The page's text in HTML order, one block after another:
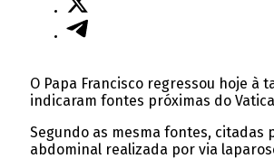
O Papa Francisco regressou hoje
indicaram fontes próximas do
Segundo as mesma fontes, citadas
abdominal realizada por via